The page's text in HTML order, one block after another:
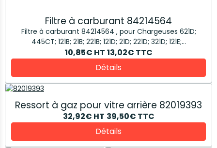
Filtre à carburant 84214564
Filtre à carburant 84214564 , pour Chargeuses 621D;
445CT; 121B; 21B; 221B; 121D; 21D; 221D; 321D; 121E;...
10,85€ HT 13,02€ TTC
Détails
Ressort à gaz pour vitre arrière 82019393
32,92€ HT 39,50€ TTC
Détails